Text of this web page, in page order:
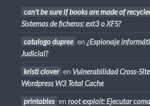
can't be sure if books are made of
Sistemas de ficheros: ext3 o XFS?
catalogo dupree en ¿Espionaje
Judicial?
kristi clover en Vulnerabilidad Cross-
Wordpress W3 Total Cache
printables en root exploit: Ejecutar